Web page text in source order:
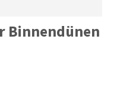
Binnendünen